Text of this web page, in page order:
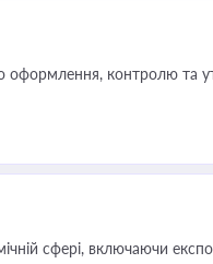
контролю та
сфері, включаючи